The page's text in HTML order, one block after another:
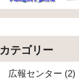
カテゴリー
広報センター (2)